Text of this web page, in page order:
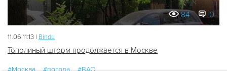
84 0
11.06 11:13 | Bindu
Тополиный шторм продолжается в Москве
#Москва #погода #ВАО